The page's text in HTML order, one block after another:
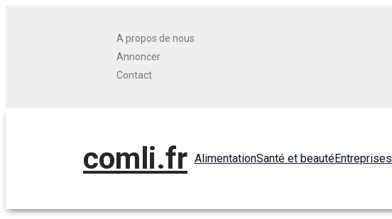
A propos de nous
Annoncer
Contact
comli.fr AlimentationSanté et beautéEntreprises